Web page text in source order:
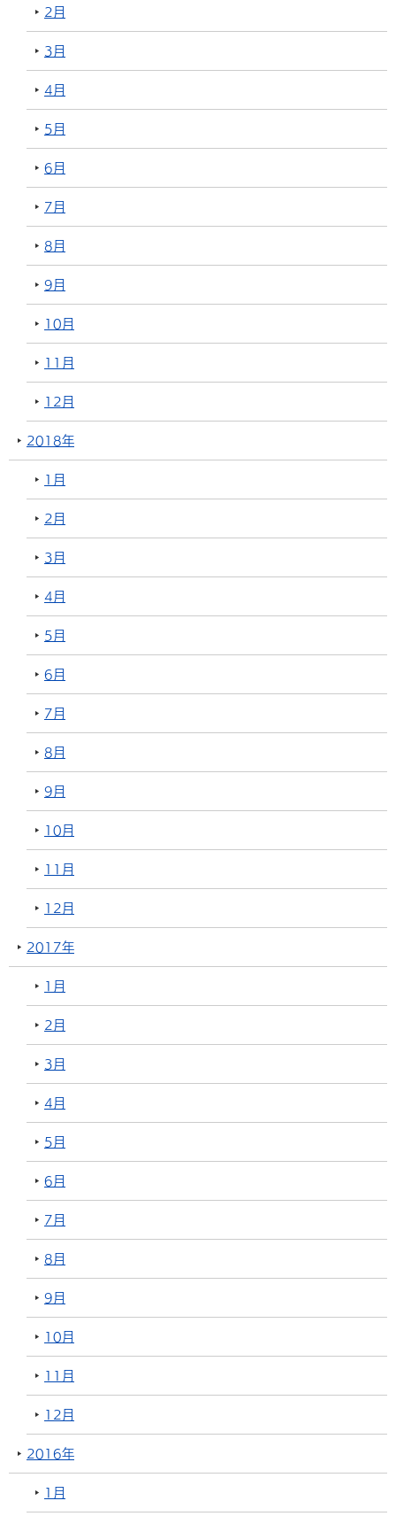
2月
3月
4月
5月
6月
7月
8月
9月
10月
11月
12月
2018年
1月
2月
3月
4月
5月
6月
7月
8月
9月
10月
11月
12月
2017年
1月
2月
3月
4月
5月
6月
7月
8月
9月
10月
11月
12月
2016年
1月